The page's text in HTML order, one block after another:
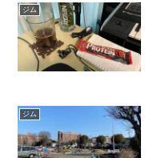
ジム
ジム